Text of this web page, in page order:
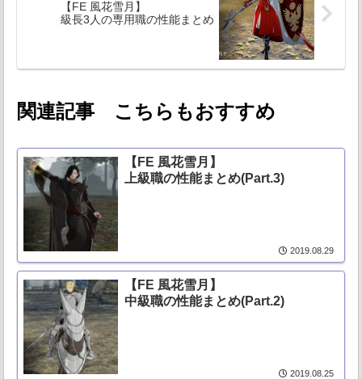
【FE 風花雪月】
級長3人の専用職の性能まとめ
関連記事 こちらもおすすめ
【FE 風花雪月】
上級職の性能まとめ(Part.3)
2019.08.29
【FE 風花雪月】
中級職の性能まとめ(Part.2)
2019.08.25